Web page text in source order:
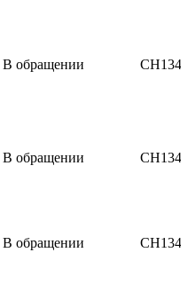
В обращении
В обращении
В обращении